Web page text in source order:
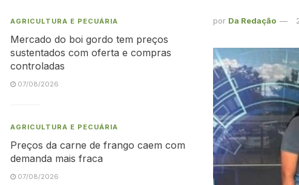
por Da Redação
AGRICULTURA E PECUÁRIA
Mercado do boi gordo tem preços
sustentados com oferta e compras
controladas
07/08/2026
AGRICULTURA E PECUÁRIA
Preços da carne de frango caem com
demanda mais fraca
07/08/2026